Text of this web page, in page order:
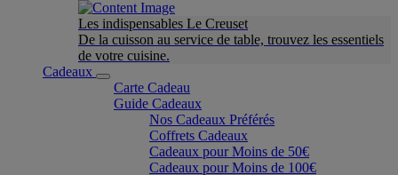
Les indispensables Le Creuset
De la cuisson au service de table, trouvez les essentiels
de votre cuisine.
Cadeaux
Carte Cadeau
Guide Cadeaux
Nos Cadeaux Préférés
Coffrets Cadeaux
Cadeaux pour Moins de 50€
Cadeaux pour Moins de 100€